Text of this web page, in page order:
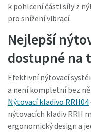
k pohlcení části síly z
pro snížení vibrací.
Nejlepší
dostupné na
Efektivní nýtovací
a není kompletní bez
Nýtovací kladivo RRH04
nýtovacích kladiv RRH
ergonomický design a